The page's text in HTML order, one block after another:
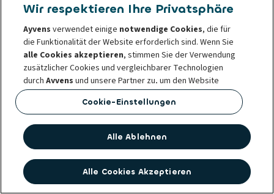
Wir respektieren Ihre Privatsphäre
Ayvens verwendet einige notwendige Cookies, die für
die Funktionalität der Website erforderlich sind. Wenn Sie
alle Cookies akzeptieren, stimmen Sie der Verwendung
zusätzlicher Cookies und vergleichbarer Technologien
durchAyvens und unsere Partner zu, um den Website
Traffic und das Nutzungsverhalten zu analysieren, Social
Media Funktionen bereitzustellen sowie Inhalte und
personalisieren.
Sie können IhreCookie-Einstellungenjederzeit ändern
oder Ihre Zustimmung widerrufen. Das hat keinen Einfluss
auf die Rechtmäßigkeit der Verwendung dieser Cookies
Cookie-Einstellungen
Alle Ablehnen
Alle Cookies Akzeptieren